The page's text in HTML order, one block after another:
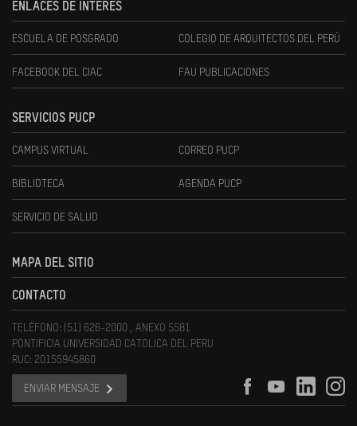
ENLACES DE INTERÉS
ESCUELA DE POSGRADO COLEGIO DE ARQUITECTOS DEL PERÚ
FACEBOOK DEL CIAC FAU PUBLICACIONES
SERVICIOS PUCP
CAMPUS VIRTUAL CORREO PUCP
BIBLIOTECA AGENDA PUCP
SERVICIO DE SALUD
MAPA DEL SITIO
CONTACTO
TELÉFONO: (51) 626-2000 , ANEXO 5581
PONTIFICIA UNIVERSIDAD CATOLICA DEL PERU
RUC: 20155945860
ENVIAR MENSAJE